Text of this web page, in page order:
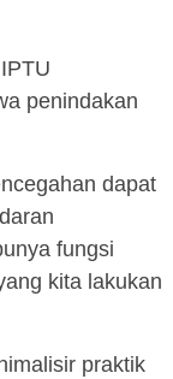
penindakan
dapat
fungsi
kita lakukan
praktik